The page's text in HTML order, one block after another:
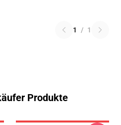
1 / 1
Produkte